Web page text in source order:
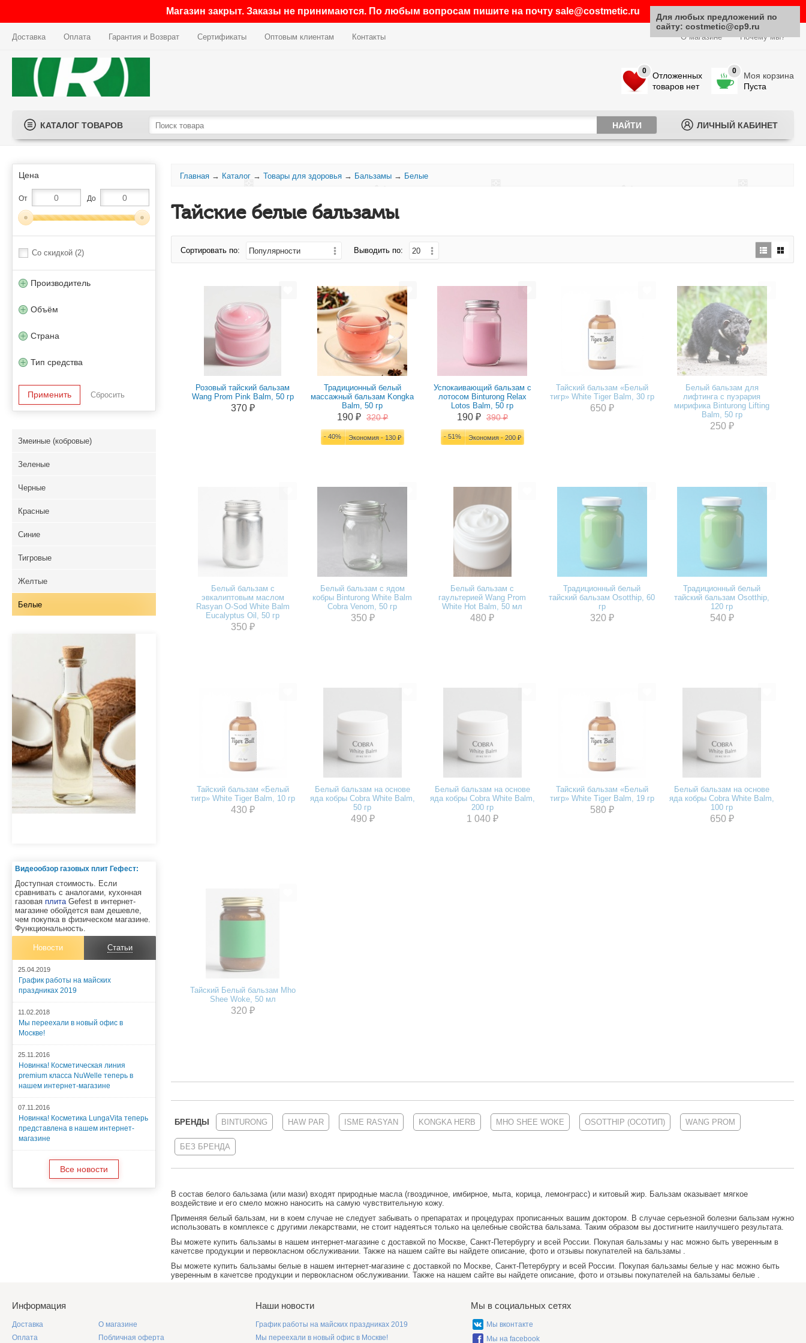
Магазин закрыт. Заказы не принимаются. По любым вопросам пишите на почту sale@costmetic.ru
Доставка Оплата Гарантия и Возврат Сертификаты Оптовым клиентам Контакты О магазине Почему мы?
0
Отложенных
товаров нет
0
Моя корзина
Пуста
КАТАЛОГ ТОВАРОВ ЛИЧНЫЙ КАБИНЕТ
Цена
От До
Со скидкой (2)
Производитель
Объём
Страна
Тип средства
Змеиные (кобровые)
Зеленые
Черные
Красные
Синие
Тигровые
Желтые
Белые
Видеообзор газовых плит Гефест:
Доступная стоимость. Если
сравнивать с аналогами, кухонная
газовая плитаGefest в интернет-
магазине обойдется вам дешевле,
чем покупка в физическом магазине.
Функциональность.
Новости Статьи
25.04.2019
График работы на майских
праздниках 2019
11.02.2018
Мы переехали в новый офис в
Москве!
25.11.2016
Новинка! Косметическая линия
premium класса NuWelle теперь в
нашем интернет-магазине
07.11.2016
Новинка! Косметика LungaVita теперь
представлена в нашем интернет-
магазине
Все новости
Главная → Каталог → Товары для здоровья → Бальзамы → Белые
Тайские белые бальзамы
Сортировать по: Выводить по:
Розовый тайский бальзам
Wang Prom Pink Balm, 50 гр
370 ₽
Традиционный белый
массажный бальзам Kongka
Balm, 50 гр
190 ₽ 320 ₽
- 40% Экономия - 130 ₽
Успокаивающий бальзам с
лотосом Binturong Relax
Lotos Balm, 50 гр
190 ₽ 390 ₽
- 51% Экономия - 200 ₽
Тайский бальзам «Белый
тигр» White Tiger Balm, 30 гр
650 ₽
Белый бальзам для
лифтинга с пуэрария
мирифика Binturong Lifting
Balm, 50 гр
250 ₽
Белый бальзам с
эвкалиптовым маслом
Rasyan O-Sod White Balm
Eucalyptus Oil, 50 гр
350 ₽
Белый бальзам с ядом
кобры Binturong White Balm
Cobra Venom, 50 гр
350 ₽
Белый бальзам с
гаультерией Wang Prom
White Hot Balm, 50 мл
480 ₽
Традиционный белый
тайский бальзам Osotthip, 60
гр
320 ₽
Традиционный белый
тайский бальзам Osotthip,
120 гр
540 ₽
Тайский бальзам «Белый
тигр» White Tiger Balm, 10 гр
430 ₽
Белый бальзам на основе
яда кобры Cobra White Balm,
50 гр
490 ₽
Белый бальзам на основе
яда кобры Cobra White Balm,
200 гр
1 040 ₽
Тайский бальзам «Белый
тигр» White Tiger Balm, 19 гр
580 ₽
Белый бальзам на основе
яда кобры Cobra White Balm,
100 гр
650 ₽
Тайский Белый бальзам Mho
Shee Woke, 50 мл
320 ₽
БРЕНДЫ BINTURONG HAW PAR ISME RASYAN KONGKA HERB MHO SHEE WOKE OSOTTHIP (ОСОТИП) WANG PROM
БЕЗ БРЕНДА
В состав белого бальзама (или мази) входят природные масла (гвоздичное, имбирное, мыта, корица, лемонграсс) и китовый жир. Бальзам оказывает мягкое
воздействие и его смело можно наносить на самую чувствительную кожу.
Применяя белый бальзам, ни в коем случае не следует забывать о препаратах и процедурах прописанных вашим доктором. В случае серьезной болезни бальзам нужно
использовать в комплексе с другими лекарствами, не стоит надеяться только на целебные свойства бальзама. Таким образом вы достигните наилучшего результата.
Вы можете купить бальзамы в нашем интернет-магазине с доставкой по Москве, Санкт-Петербургу и всей России. Покупая бальзамы у нас можно быть уверенным в
качетсве продукции и первокласном обслуживании. Также на нашем сайте вы найдете описание, фото и отзывы покупателей на бальзамы .
Вы можете купить бальзамы белые в нашем интернет-магазине с доставкой по Москве, Санкт-Петербургу и всей России. Покупая бальзамы белые у нас можно быть
уверенным в качетсве продукции и первокласном обслуживании. Также на нашем сайте вы найдете описание, фото и отзывы покупателей на бальзамы белые .
Информация
Доставка
Оплата
О магазине
Побличная оферта
Наши новости
График работы на майских праздниках 2019
Мы переехали в новый офис в Москве!
Мы в социальных сетях
Мы вконтакте
Мы на facebook
Для любых предложений по
сайту: costmetic@cp9.ru